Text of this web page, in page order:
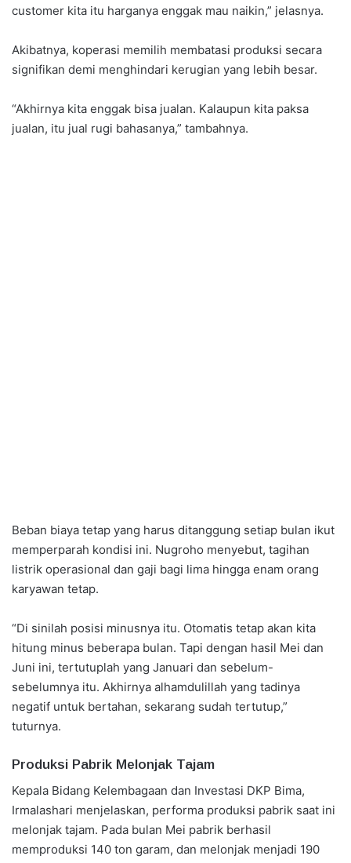
customer kita itu harganya enggak mau naikin,” jelasnya.
Akibatnya, koperasi memilih membatasi produksi secara
signifikan demi menghindari kerugian yang lebih besar.
“Akhirnya kita enggak bisa jualan. Kalaupun kita paksa
jualan, itu jual rugi bahasanya,” tambahnya.
Beban biaya tetap yang harus ditanggung setiap bulan ikut
memperparah kondisi ini. Nugroho menyebut, tagihan
listrik operasional dan gaji bagi lima hingga enam orang
karyawan tetap.
“Di sinilah posisi minusnya itu. Otomatis tetap akan kita
hitung minus beberapa bulan. Tapi dengan hasil Mei dan
Juni ini, tertutuplah yang Januari dan sebelum-
sebelumnya itu. Akhirnya alhamdulillah yang tadinya
negatif untuk bertahan, sekarang sudah tertutup,”
tuturnya.
Produksi Pabrik Melonjak Tajam
Kepala Bidang Kelembagaan dan Investasi DKP Bima,
Irmalashari menjelaskan, performa produksi pabrik saat ini
melonjak tajam. Pada bulan Mei pabrik berhasil
memproduksi 140 ton garam, dan melonjak menjadi 190